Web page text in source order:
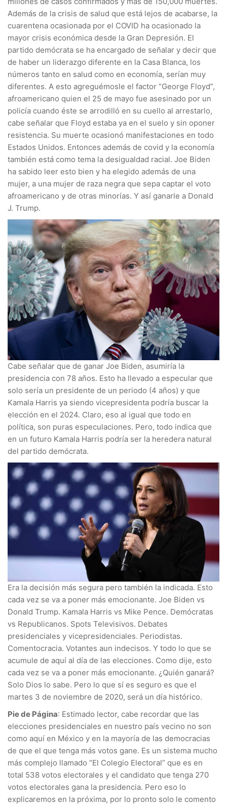
Además de la crisis de salud que está lejos de acabarse, la
cuarentena ocasionada por el COVID ha ocasionado la
mayor crisis económica desde la Gran Depresión. El
partido demócrata se ha encargado de señalar y decir que
de haber un liderazgo diferente en la Casa Blanca, los
números tanto en salud como en economía, serían muy
diferentes. A esto agreguémosle el factor “George Floyd”,
afroamericano quien el 25 de mayo fue asesinado por un
policía cuando éste se arrodilló en su cuello al arrestarlo,
cabe señalar que Floyd estaba ya en el suelo y sin oponer
resistencia. Su muerte ocasionó manifestaciones en todo
Estados Unidos. Entonces además de covid y la economía
también está como tema la desigualdad racial. Joe Biden
ha sabido leer esto bien y ha elegido además de una
mujer, a una mujer de raza negra que sepa captar el voto
afroamericano y de otras minorías. Y así ganarle a Donald
J. Trump.
Cabe señalar que de ganar Joe Biden, asumiría la
presidencia con 78 años. Esto ha llevado a especular que
solo sería un presidente de un periodo (4 años) y que
Kamala Harris ya siendo vicepresidenta podría buscar la
elección en el 2024. Claro, eso al igual que todo en
política, son puras especulaciones. Pero, todo indica que
en un futuro Kamala Harris podría ser la heredera natural
del partido demócrata.
Era la decisión más segura pero también la indicada. Esto
cada vez se va a poner más emocionante. Joe Biden vs
Donald Trump. Kamala Harris vs Mike Pence. Demócratas
vs Republicanos. Spots Televisivos. Debates
presidenciales y vicepresidenciales. Periodistas.
Comentocracia. Votantes aun indecisos. Y todo lo que se
acumule de aquí al día de las elecciones. Como dije, esto
cada vez se va a poner más emocionante. ¿Quién ganará?
Solo Dios lo sabe. Pero lo que sí es seguro es que el
martes 3 de noviembre de 2020, será un día histórico.
Pie de Página: Estimado lector, cabe recordar que las
elecciones presidenciales en nuestro país vecino no son
como aquí en México y en la mayoría de las democracias
de que el que tenga más votos gane. Es un sistema mucho
más complejo llamado “El Colegio Electoral” que es en
total 538 votos electorales y el candidato que tenga 270
votos electorales gana la presidencia. Pero eso lo
explicaremos en la próxima, por lo pronto solo le comento